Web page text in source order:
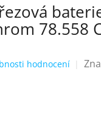
78.558
hodnocení